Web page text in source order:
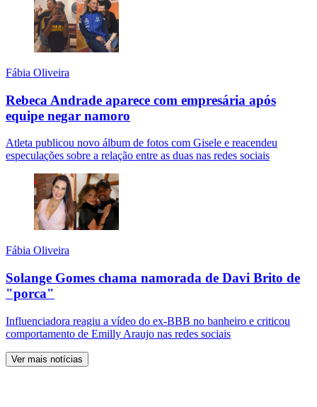
Fábia Oliveira
Rebeca Andrade aparece com empresária após
equipe negar namoro
Atleta publicou novo álbum de fotos com Gisele e reacendeu
especulações sobre a relação entre as duas nas redes sociais
Fábia Oliveira
Solange Gomes chama namorada de Davi Brito de
"porca"
Influenciadora reagiu a vídeo do ex-BBB no banheiro e criticou
comportamento de Emilly Araujo nas redes sociais
Ver mais notícias